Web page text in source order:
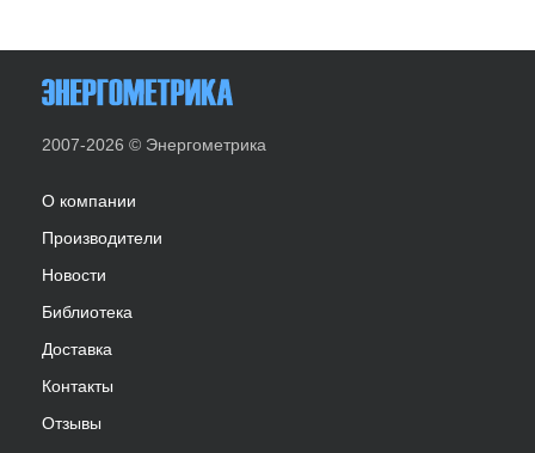
2007-2026 © Энергометрика
О компании
Производители
Новости
Библиотека
Доставка
Контакты
Отзывы